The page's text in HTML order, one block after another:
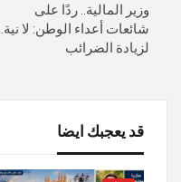
وزير المالية.. ردًا على
شائعات أعداء الوطن: لا نية..
لزيادة الضرائب
قد يعجبك ايضا